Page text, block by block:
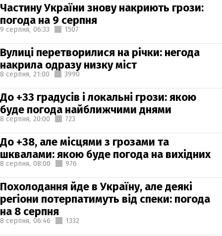
Частину України знову накриють грози:
погода на 9 серпня
9 серпня, 06:33 1507
Вулиці перетворилися на річки: негода
накрила одразу низку міст
8 серпня, 21:00 3990
До +33 градусів і локальні грози: якою
буде погода найближчими днями
8 серпня, 20:00 723
До +38, але місцями з грозами та
шквалами: якою буде погода на вихідних
8 серпня, 08:00 976
Похолодання йде в Україну, але деякі
регіони потерпатимуть від спеки: погода
на 8 серпня
8 серпня, 06:46 1332